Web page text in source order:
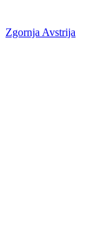
Zgornja Avstrija